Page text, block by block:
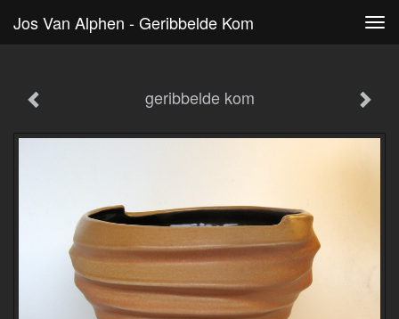
Jos Van Alphen - Geribbelde Kom
geribbelde kom